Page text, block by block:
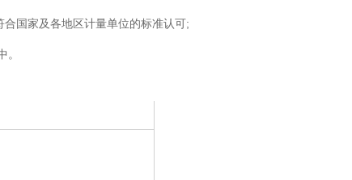
国家及各地区计量单位的标准认可;